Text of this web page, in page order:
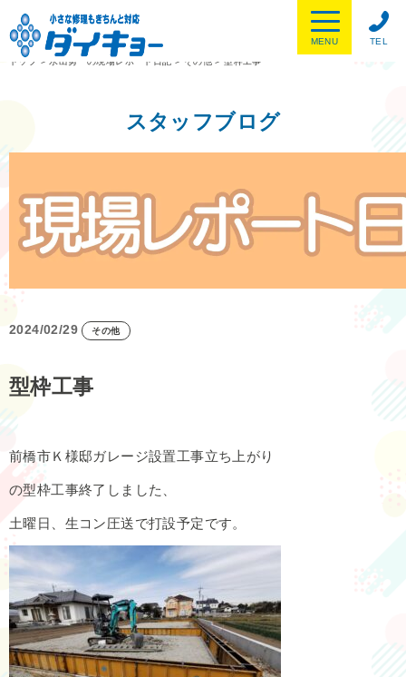
TEL
MENU
トップ
> 水出勇一の現場レポート日記 > その他 >型枠工事
スタッフブログ
2024/02/29 その他
型枠工事
前橋市Ｋ様邸ガレージ設置工事立ち上がり
の型枠工事終了しました、
土曜日、生コン圧送で打設予定です。